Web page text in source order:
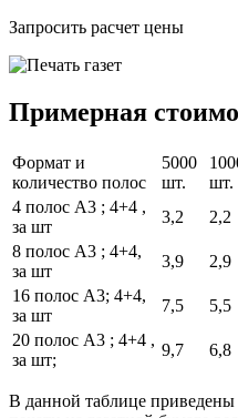
Запросить расчет цены
Примерная
Формат и
количество полос
5000
шт.
шт.
4 полос А3 ; 4+4 ,
за шт
3,2 2,2
8 полос А3 ; 4+4,
за шт
3,9 2,9
16 полос А3; 4+4,
за шт
7,5 5,5
20 полос А3 ; 4+4 ,
за шт;
9,7 6,8
В данной таблице